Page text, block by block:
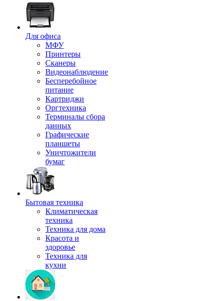
Для офиса
МФУ
Принтеры
Сканеры
Видеонаблюдение
Бесперебойное
питание
Картриджи
Оргтехника
Терминалы сбора
данных
Графические
планшеты
Уничтожители
бумаг
Бытовая техника
Климатическая
техника
Техника для дома
Красота и
здоровье
Техника для
кухни